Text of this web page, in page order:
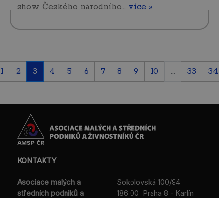
show Českého národního… více »
1 2 3 4 5 6 7 8 9 10 ... 33 34
KONTAKTY
Asociace malých a
středních podniků a
Sokolovská 100/94
186 00 Praha 8 - Karlín